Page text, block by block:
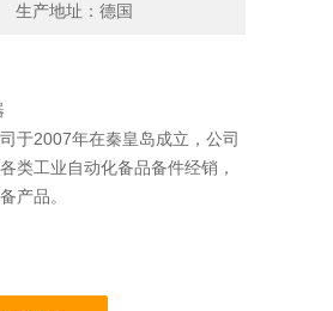
生产地址：德国
于2007年在秦皇岛成立，公司
类工业自动化备品备件经销，
产品。